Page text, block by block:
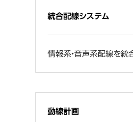
統合配線システム
情報系・音声系配線を統
動線計画